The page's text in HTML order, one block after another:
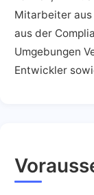
Mitarbeiter
aus der
Umgebungen
Entwickler